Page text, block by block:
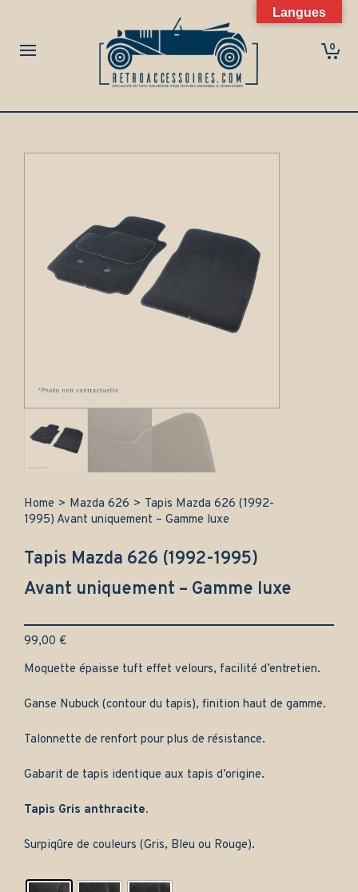
0
Home > Mazda 626 > Tapis Mazda 626 (1992-
1995) Avant uniquement – Gamme luxe
Tapis Mazda 626 (1992-1995)
Avant uniquement – Gamme luxe
99,00 €
Moquette épaisse tuft effet velours, facilité d’entretien.
Ganse Nubuck (contour du tapis), finition haut de gamme.
Talonnette de renfort pour plus de résistance.
Gabarit de tapis identique aux tapis d’origine.
Tapis Gris anthracite.
Surpiqûre de couleurs (Gris, Bleu ou Rouge).
Langues